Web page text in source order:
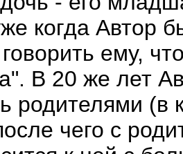
когда Автор
ему,
В 20 же лет
родителями (в
чего с